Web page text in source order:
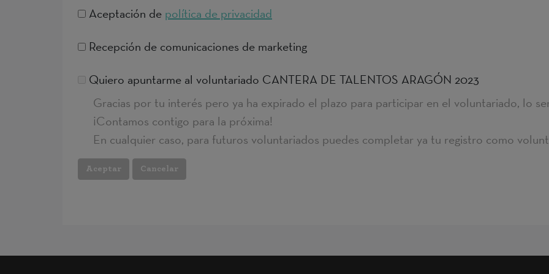
Aceptación de política de privacidad
Recepción de comunicaciones de marketing
Quiero apuntarme al voluntariado CANTERA DE TALENTOS ARAGÓN 2023
Gracias por tu interés pero ya ha expirado el plazo para participar en el voluntariado, lo
¡Contamos contigo para la próxima!
En cualquier caso, para futuros voluntariados puedes completar ya tu registro como
Cancelar